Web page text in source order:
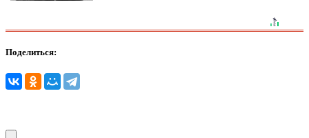
Поделиться: